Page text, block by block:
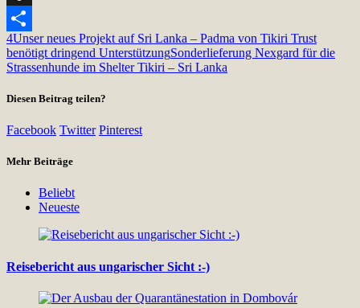
Snapchat
Teilen
4Unser neues Projekt auf Sri Lanka – Padma von Tikiri Trust
benötigt dringend UnterstützungSonderlieferung Nexgard für die
Strassenhunde im Shelter Tikiri – Sri Lanka
Diesen Beitrag teilen?
Facebook Twitter Pinterest
Mehr Beiträge
Beliebt
Neueste
Reisebericht aus ungarischer Sicht :-)